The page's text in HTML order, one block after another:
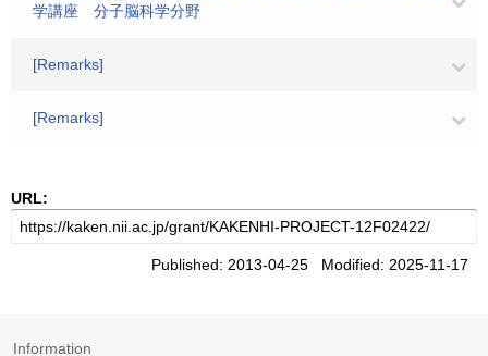
学講座 分子脳科学分野
[Remarks]
[Remarks]
URL:
Published: 2013-04-25 Modified: 2025-11-17
Information